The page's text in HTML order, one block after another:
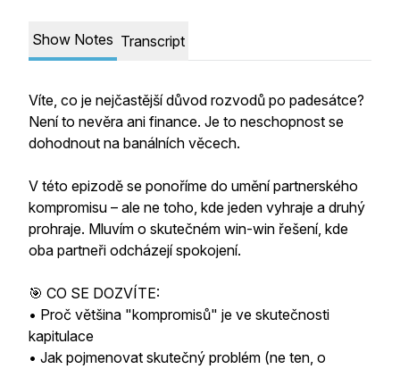
Show Notes Transcript
Víte, co je nejčastější důvod rozvodů po padesátce?
Není to nevěra ani finance. Je to neschopnost se
dohodnout na banálních věcech.
V této epizodě se ponoříme do umění partnerského
kompromisu – ale ne toho, kde jeden vyhraje a druhý
prohraje. Mluvím o skutečném win-win řešení, kde
oba partneři odcházejí spokojení.
🎯 CO SE DOZVÍTE:
• Proč většina "kompromisů" je ve skutečnosti
kapitulace
• Jak pojmenovat skutečný problém (ne ten, o